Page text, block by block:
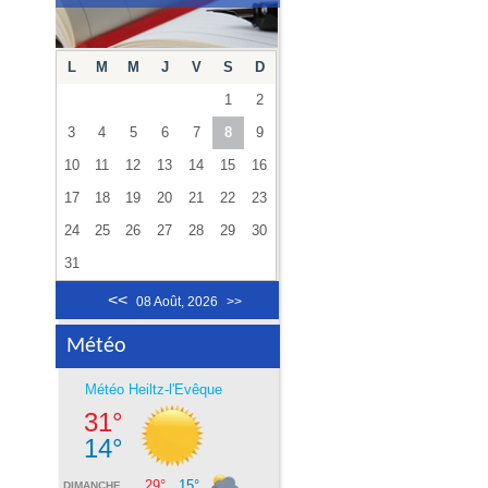
L M M J V S
D
1
2
3
4 5 6 7 8
9
10
11 12 13 14 15
16
17
18 19 20 21 22
23
24
25 26 27 28 29
30
31
<< 08 Août, 2026 >>
Météo